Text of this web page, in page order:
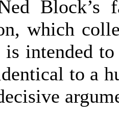
Block’s
which
is intended
to a